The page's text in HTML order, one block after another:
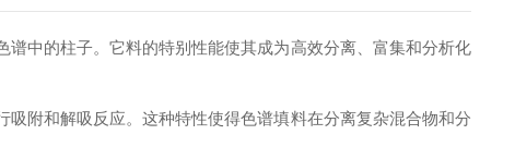
中的柱子。它料的特别性能使其成为高效分离、富集和分析化
附和解吸反应。这种特性使得色谱填料在分离复杂混合物和分